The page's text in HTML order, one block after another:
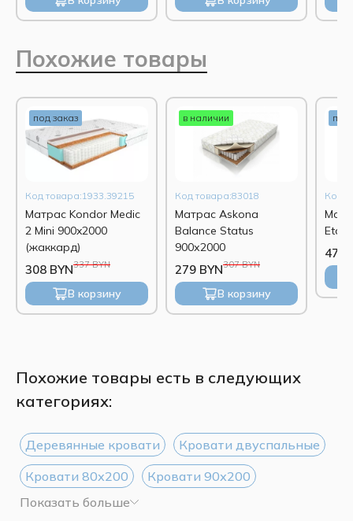
Похожие товары
под заказ
Код товара:1933.39215
Матрас Kondor Medic
2 Mini 900x2000
(жаккард)
337 BYN
308 BYN
В корзину
в наличии
Код товара:83018
Матрас Askona
Balance Status
900х2000
307 BYN
279 BYN
В корзину
под
Код
474
Похожие товары есть в следующих
категориях:
Деревянные кровати
Кровати двуспальные
Кровати 80х200
Кровати 90х200
Кровати 120х200
Показать больше